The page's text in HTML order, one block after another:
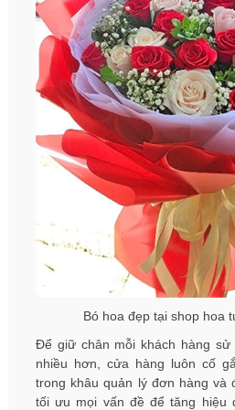
Bó hoa đẹp tại shop hoa
Để giữ chân mỗi khách hàng sử
nhiều hơn, cửa hàng luôn cố
trong khâu quản lý đơn hàng và
tối ưu mọi vấn đề để tăng hiệu